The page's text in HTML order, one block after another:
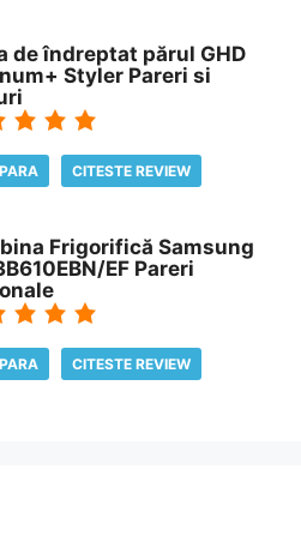
de îndreptat părul GHD
Styler Pareri si
CITESTE REVIEW
Frigorifică Samsung
EF Pareri
CITESTE REVIEW